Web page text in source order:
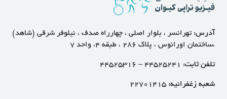
آدرس:تهرانسر ، بلوار اصلی ، چهارراه صدف ، نیلوفر شرقی (شاهد)
،ساختمان اورانوس ، پلاک ۲۸۶ ، طبقه ۴، واحد ۷
تلفن ثابت: ۴۴۵۲۵۲۴۱ – ۴۴۵۲۵۳۱۶
شعبه زغفرانیه: ۲۲۷۰۱۴۱۵